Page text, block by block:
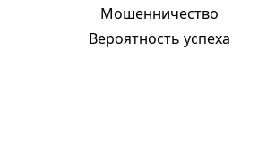
Мошенничество
Вероятность успеха